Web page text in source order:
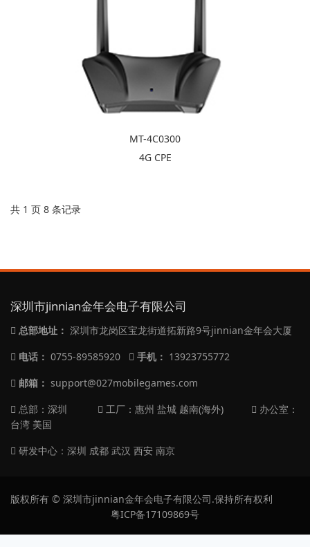
MT-4C0300
4G CPE
共 1 页 8 条记录
深圳市jinnian金年会电子有限公司
总部地址： 深圳市龙岗区宝龙街道拓新路9号jinnian金年会大厦
电话： 0755-89585920 手机： 13923755772
邮箱： support@027mobilegames.com
总部：深圳
工厂：惠州 盐城 越南(海外)
办公室：
台湾 美国
研发中心：深圳 成都 武汉 西安 南京
版权所有 © 深圳市jinnian金年会电子有限公司.保持所有权利
粤ICP备17109869号